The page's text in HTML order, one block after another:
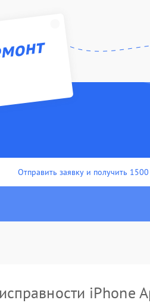
Отправить заявку и получить
iPhone